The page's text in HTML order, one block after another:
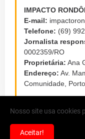
IMPACTO
E-mail:
Telefone: (69)
Jornalista
0002359/RO
Proprietária: Ana
Endereço: Av.
Comunidade,
Nosso site usa cookies
Aceitar!